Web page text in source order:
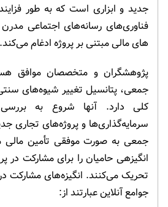
جدید و ابزاری است که به طور
های مالی مبتنی بر پروژه ادغام می­‌کند.
پژوهشگران و متخصصان موافق
جمعی، پتانسیل تغییر شیوه‌های
کلی دارد. آنها شروع به
سرمایه‌گذاری‌ها و پروژه‌های تجاری
جمعی به صورت موفقی تأمین مالی
انگیزه­ی حامیان را برای مشارکت در
تحریک می‌کنند. انگیزه‌های مشارکت
جوامع آنلاین عبارتند از: